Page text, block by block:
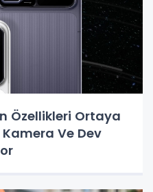
Özellikleri Ortaya
Kamera Ve Dev